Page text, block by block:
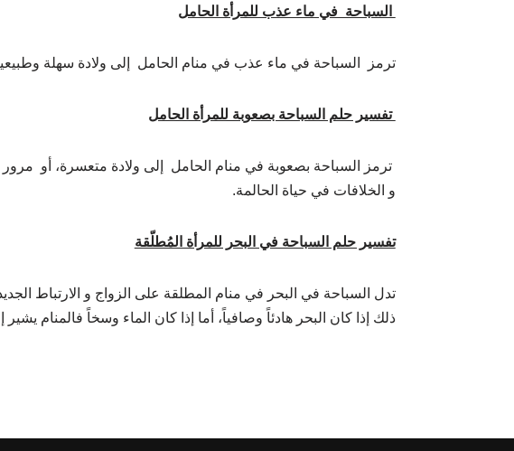
السباحة في ماء عذب للمرأة الحامل
ترمز السباحة في ماء عذب في منام الحامل إلى ولادة سهلة
تفسير حلم السباحة بصعوبة للمرأة الحامل
ترمز السباحة بصعوبة في منام الحامل إلى ولادة متعسرة، أو
و الخلافات في حياة الحالمة.
تفسير حلم السباحة في البحر للمرأة المُطلّقة
تدل السباحة في البحر في منام المطلقة على الزواج و الارتباط
ذلك إذا كان البحر هادئاً وصافياً، أما إذا كان الماء وسخاً فالمنام